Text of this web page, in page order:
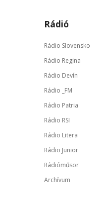
Rádió
Rádio Slovensko
Rádio Regina
Rádio Devín
Rádio _FM
Rádio Patria
Rádio RSI
Rádio Litera
Rádio Junior
Rádióműsor
Archívum